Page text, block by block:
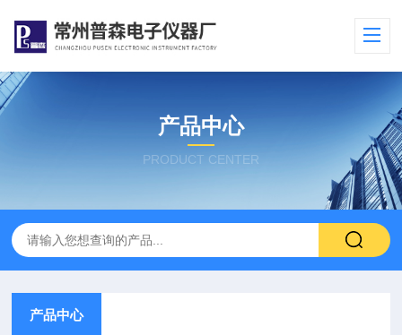
产品中心
PRODUCT CENTER
产品中心